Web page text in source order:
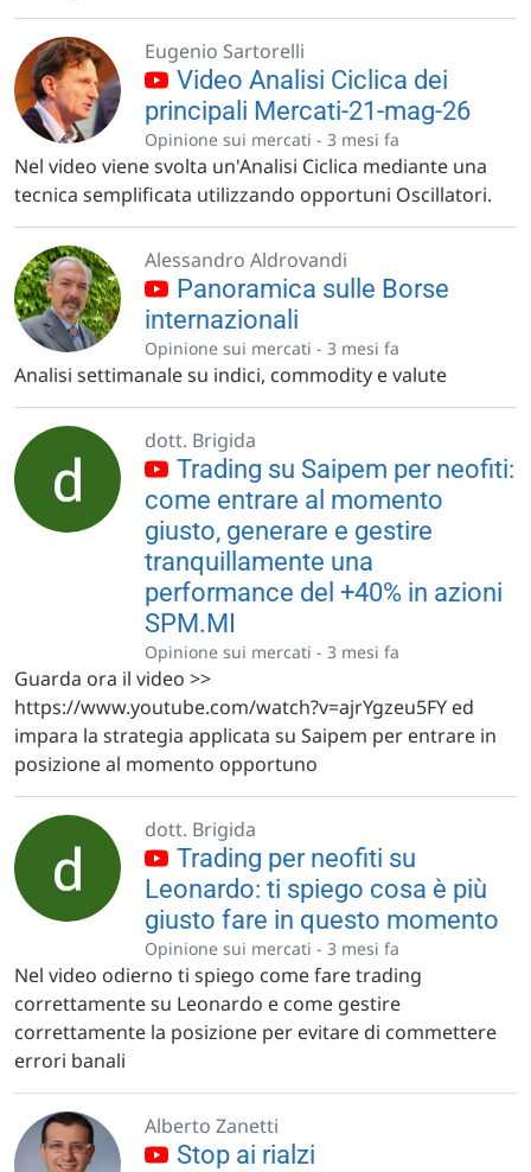
Eugenio Sartorelli
Video Analisi Ciclica dei
principali Mercati-21-mag-26
Opinione sui mercati - 3 mesi fa
Nel video viene svolta un'Analisi Ciclica mediante una
tecnica semplificata utilizzando opportuni Oscillatori.
Alessandro Aldrovandi
Panoramica sulle Borse
internazionali
Opinione sui mercati - 3 mesi fa
Analisi settimanale su indici, commodity e valute
dott. Brigida
Trading su Saipem per neofiti:
come entrare al momento
giusto, generare e gestire
tranquillamente una
performance del +40% in azioni
SPM.MI
Opinione sui mercati - 3 mesi fa
Guarda ora il video >>
https://www.youtube.com/watch?v=ajrYgzeu5FY ed
impara la strategia applicata su Saipem per entrare in
posizione al momento opportuno
dott. Brigida
Trading per neofiti su
Leonardo: ti spiego cosa è più
giusto fare in questo momento
Opinione sui mercati - 3 mesi fa
Nel video odierno ti spiego come fare trading
correttamente su Leonardo e come gestire
correttamente la posizione per evitare di commettere
errori banali
Alberto Zanetti
Stop ai rialzi